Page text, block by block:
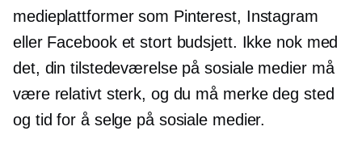
medieplattformer som Pinterest, Instagram
eller Facebook et stort budsjett. Ikke nok med
det, din tilstedeværelse på sosiale medier må
være relativt sterk, og du må merke deg sted
og tid for å selge på sosiale medier.